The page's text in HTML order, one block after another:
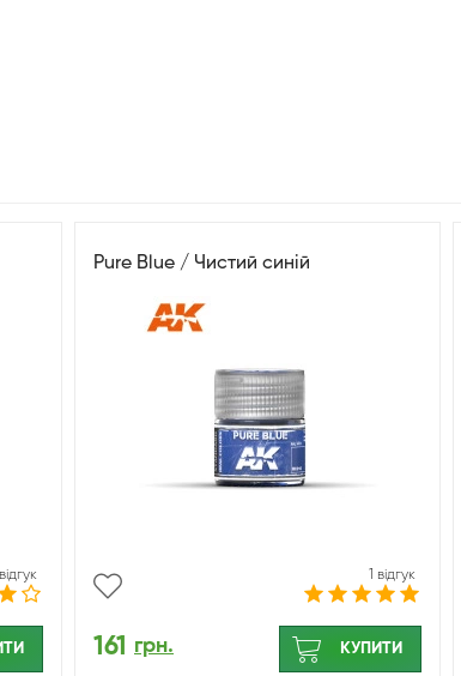
Pure Blue / Чистий синій
1 відгук
161 грн. КУПИТИ